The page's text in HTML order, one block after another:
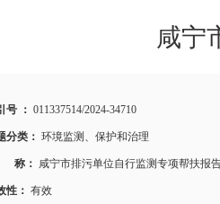
咸宁
号 ： 011337514/2024-34710
分类： 环境监测、保护和治理
称： 咸宁市排污单位自行监测专项帮扶报
性： 有效